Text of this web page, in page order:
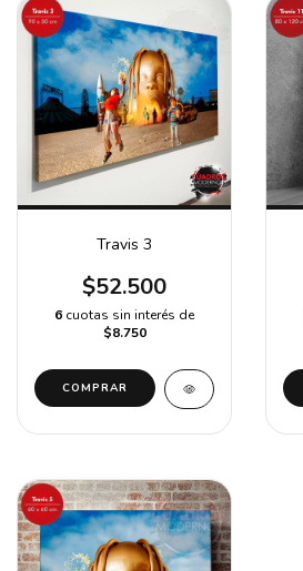
Travis 3
$52.500
6 cuotas sin interés de
$8.750